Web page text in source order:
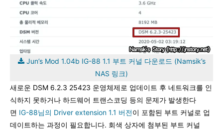
Jun’s Mod 1.04b IG-88 1.1 부트 커널 다운로드 (Namsik’s
NAS 링크)
새로운 DSM 6.2.3 25423 운영체제로 업데이트 후 네트워크를 인
식하지 못하거나 하드웨어 트랜스코딩 등의 문제가 발생한다
면 IG-88님의 Driver extension 1.1 버전이 포함된 부트 커널로 업
데이트하는 과정이 필요합니다. 회색 상자에 첨부된 부트 커널